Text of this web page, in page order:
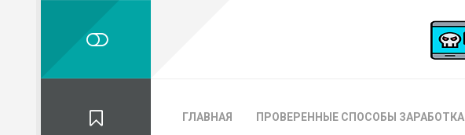
ГЛАВНАЯ ПРОВЕРЕННЫЕ СПОСОБЫ ЗАРАБОТКА